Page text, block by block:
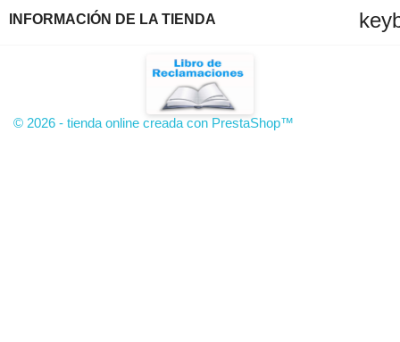
INFORMACIÓN DE LA TIENDA
© 2026 - tienda online creada con PrestaShop™